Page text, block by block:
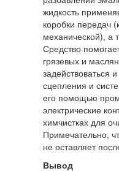
жидкость
коробки передач
механической), а
Средство
грязевых и
задействоваться
сцепления и
его помощью
электрические
химчистках для
Примечательно,
не оставляет
Вывод